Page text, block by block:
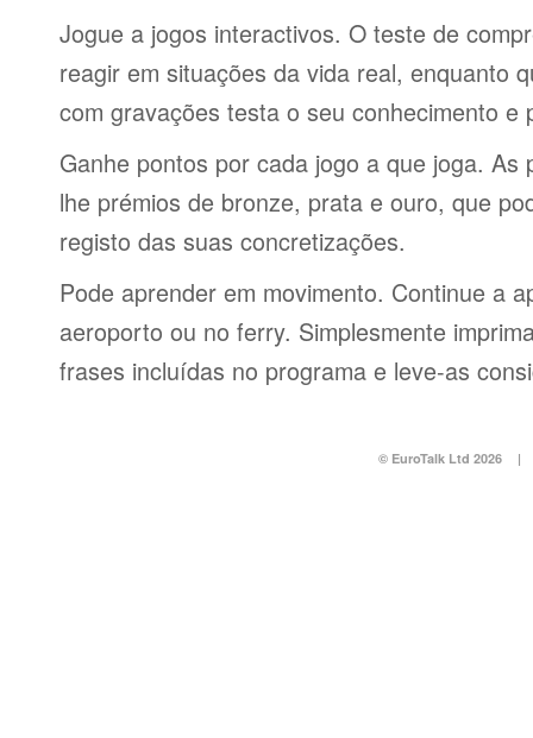
Jogue a jogos interactivos. O teste de
reagir em situações da vida real, enquanto
com gravações testa o seu conhecimento e
Ganhe pontos por cada jogo a que joga. As
lhe prémios de bronze, prata e ouro, que
registo das suas concretizações.
Pode aprender em movimento. Continue a
aeroporto ou no ferry. Simplesmente
frases incluídas no programa e leve-as
© EuroTalk Ltd 2026 |